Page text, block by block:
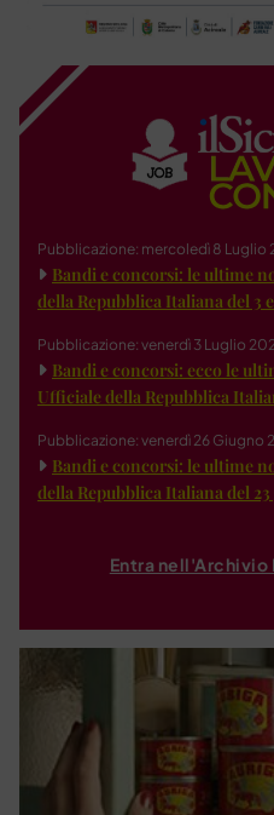
Pubblicazione: mercoledì 8 Luglio
Bandi e concorsi: le ultime
della Repubblica Italiana del 3
Pubblicazione: venerdì 3 Luglio
Bandi e concorsi: ecco le
Ufficiale della Repubblica
Pubblicazione: venerdì 26 Giugno
Bandi e concorsi: le ultime
della Repubblica Italiana del
Entra nell'Archivio